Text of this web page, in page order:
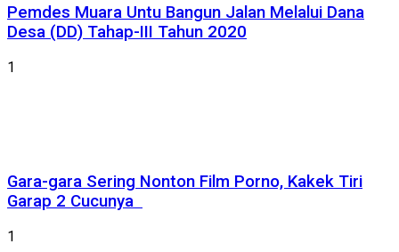
Pemdes Muara Untu Bangun Jalan Melalui Dana
Desa (DD) Tahap-III Tahun 2020
1
Gara-gara Sering Nonton Film Porno, Kakek Tiri
Garap 2 Cucunya
1